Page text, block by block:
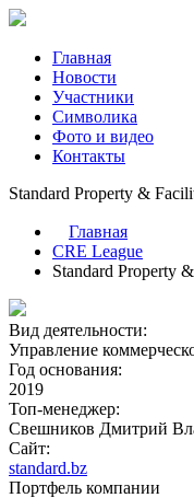
Главная
Новости
Участники
Символика
Фото и видео
Контакты
Standard Property &
Главная
CRE League
Standard Property
Вид деятельности:
Управление
Год основания:
2019
Топ-менеджер:
Свешников Дмитрий
Сайт:
standard.bz
Портфель компании